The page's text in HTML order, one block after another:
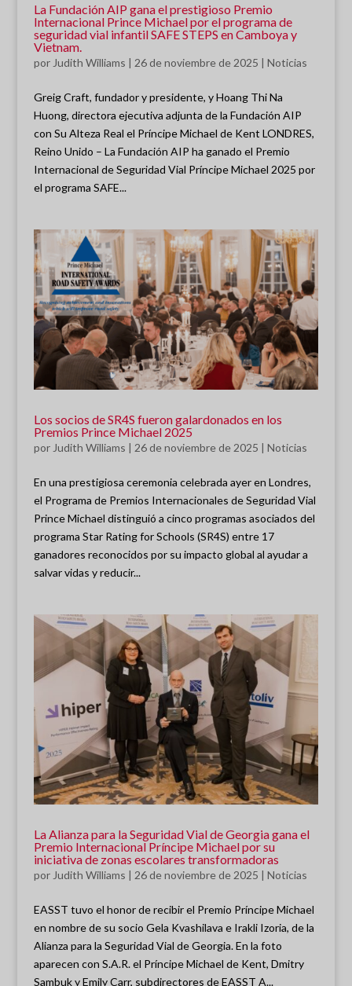
La Fundación AIP gana el prestigioso Premio
Internacional Prince Michael por el programa de
seguridad vial infantil SAFE STEPS en Camboya y
Vietnam.
por Judith Williams | 26 de noviembre de 2025 | Noticias
Greig Craft, fundador y presidente, y Hoang Thi Na
Huong, directora ejecutiva adjunta de la Fundación AIP
con Su Alteza Real el Príncipe Michael de Kent LONDRES,
Reino Unido – La Fundación AIP ha ganado el Premio
Internacional de Seguridad Vial Príncipe Michael 2025 por
el programa SAFE...
Los socios de SR4S fueron galardonados en los
Premios Prince Michael 2025
por Judith Williams | 26 de noviembre de 2025 | Noticias
En una prestigiosa ceremonia celebrada ayer en Londres,
el Programa de Premios Internacionales de Seguridad Vial
Prince Michael distinguió a cinco programas asociados del
programa Star Rating for Schools (SR4S) entre 17
ganadores reconocidos por su impacto global al ayudar a
salvar vidas y reducir...
La Alianza para la Seguridad Vial de Georgia gana el
Premio Internacional Príncipe Michael por su
iniciativa de zonas escolares transformadoras
por Judith Williams | 26 de noviembre de 2025 | Noticias
EASST tuvo el honor de recibir el Premio Príncipe Michael
en nombre de su socio Gela Kvashilava e Irakli Izoria, de la
Alianza para la Seguridad Vial de Georgia. En la foto
aparecen con S.A.R. el Príncipe Michael de Kent, Dmitry
Sambuk y Emily Carr, subdirectores de EASST A...